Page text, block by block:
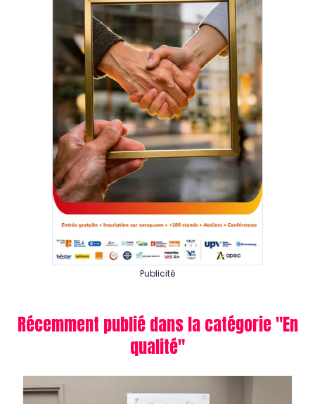
Publicité
Récemment publié dans la catégorie "En
qualité"